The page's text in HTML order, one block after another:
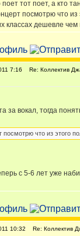
тот поет, а кто
посмотрю что
классах дешевле
7:16 Re: Коллектив
за вокал, тогда
посмотрю что из этого
с 5-6 лет уже
10:32 Re: Коллектив